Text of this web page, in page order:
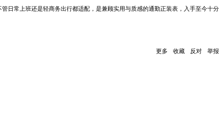
日常上班还是轻商务出行都适配，是兼顾实用与质感的通勤正装表，入手至今十分
更多 收藏 反对 举报